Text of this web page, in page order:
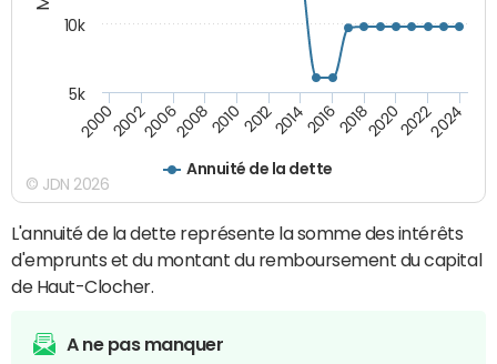
Annuité de la dette
200020022006200820102012201420162018202020222024
5k
10k
© JDN 2026
L'annuité de la dette représente la somme des intérêts
d'emprunts et du montant du remboursement du capital
de Haut-Clocher.
A ne pas manquer